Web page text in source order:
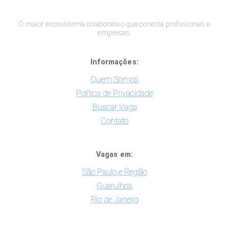
O maior ecossistema colaborativo que conecta profissionais e
empresas.
Informações:
Quem Somos
Política de Privacidade
Buscar Vaga
Contato
Vagas em:
São Paulo e Região
Guarulhos
Rio de Janeiro